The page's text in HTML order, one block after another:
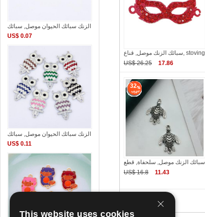
سبائك الزنك موصل, قناع, stoving
US$ 26.25
17.86
32
سبائك الزنك موصل, سلحفاة, قطع
US$ 16.8
11.43
الزنك سبائك الحيوان موصل, سبائك
US$ 0.07
الزنك سبائك الحيوان موصل, سبائك
US$ 0.11
This website uses cookies